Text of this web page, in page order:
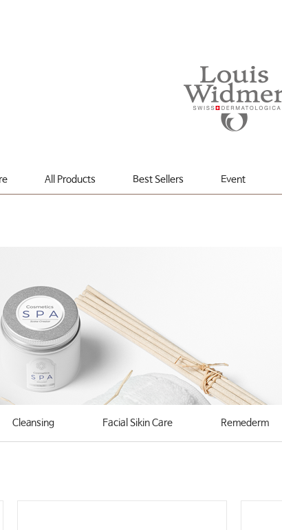
All Products Best Sellers Event
Cleansing Facial Sikin Care Remederm